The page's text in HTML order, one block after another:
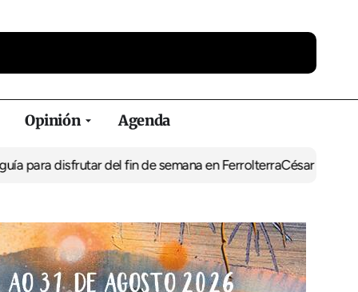
Opinión Agenda
del fin de semana en Ferrolterra César Pita, capitán